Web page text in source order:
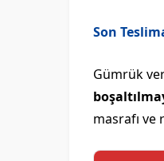
Son
Gümrük
masrafı ve